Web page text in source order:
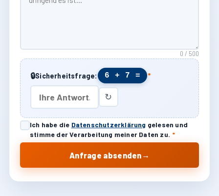
0 / 500
🔒Sicherheitsfrage: 6 + 7 = *
↻
Ich habe die Datenschutzerklärung gelesen und
stimme der Verarbeitung meiner Daten zu. *
Anfrage absenden →